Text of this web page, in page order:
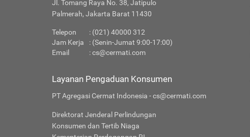
Jl. Tomang Raya No. 38, Jatipulo
Palmerah, Jakarta Barat 11430
Telepon
: (021) 40000 312
Jam Kerja
: (Senin-Jumat 9:00-17:00)
Email
:cs@cermati.com
Layanan Pengaduan Konsumen
PT Agregasi Cermat Indonesia - cs@cermati.com
Direktorat Jenderal Perlindungan
Konsumen dan Tertib Niaga